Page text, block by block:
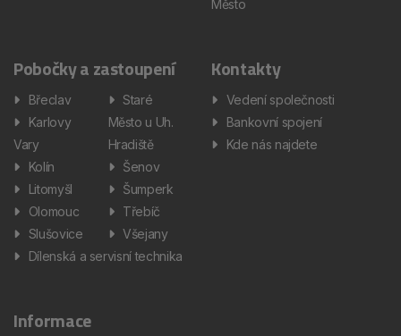
Město
Pobočky a zastoupení
Břeclav
Karlovy
Vary
Kolín
Litomyšl
Olomouc
Slušovice
Staré
Město u Uh.
Hradiště
Šenov
Šumperk
Třebíč
Všejany
Dílenská a servisní technika
Kontakty
Vedení společnosti
Bankovní spojení
Kde nás najdete
Informace